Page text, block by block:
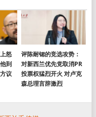
怒
到
议
评陈耐锶的竞选攻势：
对新西兰优先党取消PR
投票权猛烈开火 对卢克
森总理言辞激烈